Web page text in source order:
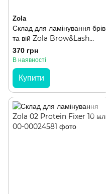
Zola
Склад для ламінування брів
та вій Zola Brow&Lash
Lamination System 01
Lifting Gel 10 мл
370 грн
В наявності
Купити